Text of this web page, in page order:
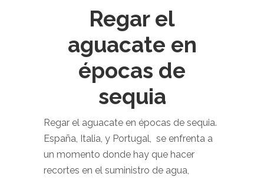
Regar el
aguacate en
épocas de
sequia
Regar el aguacate en épocas de sequia.
España, Italia, y Portugal, se enfrenta a
un momento donde hay que hacer
recortes en el suministro de agua,